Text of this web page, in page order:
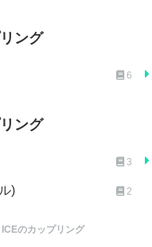
ング
6
ング
3
) 2
のカップリング